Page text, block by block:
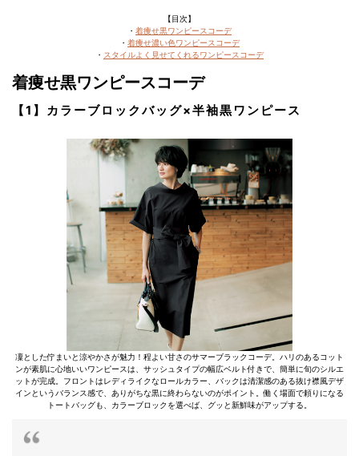
【目次】
・ 着痩せ黒ワンピースコーデ
・ 着痩せ濃い色ワンピースコーデ
・ スタイルよく見せてくれるワンピースコーデ
着痩せ黒ワンピースコーデ
【1】カラーブロックバッグ×半袖黒ワンピース
凜とした佇まいと涼やかさが魅力！程よい甘さのサマーブラックコーデ。ハリのあるコット
ンが素肌に心地いいワンピースは、サッシュタイプの幅広ベルト付きで、簡単に旬のシルエ
ットが完成。フロントはレディライクなロールカラー、バックは清潔感のある抜け襟風デザ
インというバランス感で、ありがちな黒に終わらないのがポイント。働く場面で頼りになる
トートバッグも、カラーブロックを選べば、グッと新鮮味がアップする。